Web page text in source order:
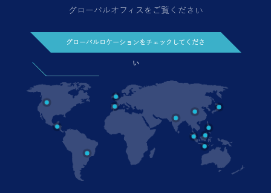
グローバルオフィスをご覧ください
グローバルロケーションをチェックしてくださ
い